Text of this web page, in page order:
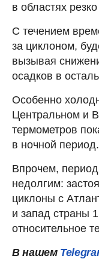
в областях
С течением
за циклоном,
вызывая
осадков в
Особенно
Центральном и
термометров
в ночной период.
Впрочем,
недолгим:
циклоны с
и запад страны
относительное
В нашем